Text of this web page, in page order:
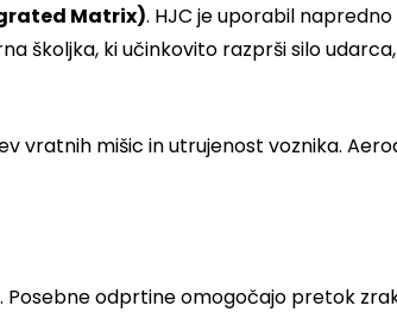
Matrix). HJC je uporabil
školjka, ki učinkovito razprši silo
vratnih mišic in utrujenost voznika.
Posebne odprtine omogočajo pretok